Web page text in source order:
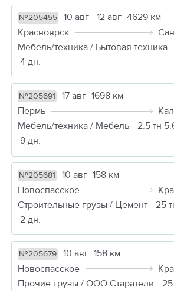
№205455 10 авг - 12 авг 4629 км
Красноярск
Мебель/техника / Бытовая техника
4 дн.
№205691 17 авг 1698 км
Пермь
Мебель/техника / Мебель
2.5 тн
9 дн.
№205681 10 авг 158 км
Новоспасское
Строительные грузы / Цемент
25
2 дн.
№205679 10 авг 158 км
Новоспасское
Прочие грузы / ООО Старатели
25